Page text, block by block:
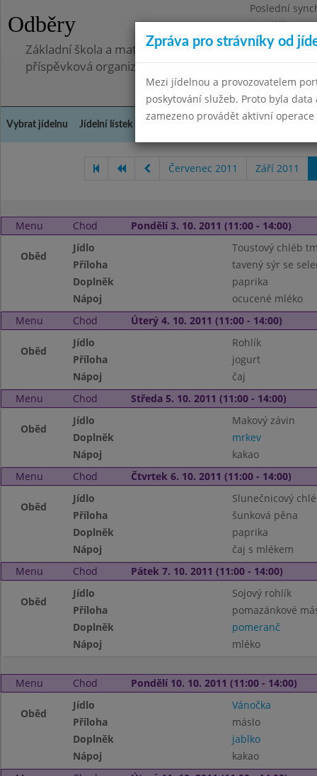
Odběry
Poslední
Pondělí
Základní škola a mateřská škola, Pavlovice u
příspěvková organizace
Vybrat jídelnu Jídelní lístek Kontakty a informace
Červenec 2011 Září 2011
Menu Chod Pondělí 3. 10. 2011 (11:00 - 14:00)
Oběd
Jídlo
Toustový chléb
Příloha
tavený sýr se
Doplněk
paprika
Nápoj
ocucené mléko
Menu
Chod Úterý 4. 10. 2011 (11:00 - 14:00)
Oběd
Jídlo
Rohlík
Příloha
jogurt
Nápoj
čaj
Menu
Chod Středa 5. 10. 2011 (11:00 - 14:00)
Oběd
Jídlo
Makový závin
Doplněk
mrkev
Nápoj
kakao
Menu
Chod Čtvrtek 6. 10. 2011 (11:00 - 14:00)
Oběd
Jídlo
Slunečnicový
Příloha
šunková pěna
Doplněk
paprika
Nápoj
čaj s mlékem
Menu
Chod Pátek 7. 10. 2011 (11:00 - 14:00)
Oběd
Jídlo
Sojový rohlík
Příloha
pomazánkové
Doplněk
pomeranč
Nápoj
mléko
Menu Chod Pondělí 10. 10. 2011 (11:00 - 14:00)
Oběd
Jídlo
Vánočka
Příloha
máslo
Doplněk
jablko
Nápoj
kakao
Zpráva pro strávníky od
Mezi jídelnou a provozovatelem
poskytování služeb. Proto byla
zamezeno provádět aktivní